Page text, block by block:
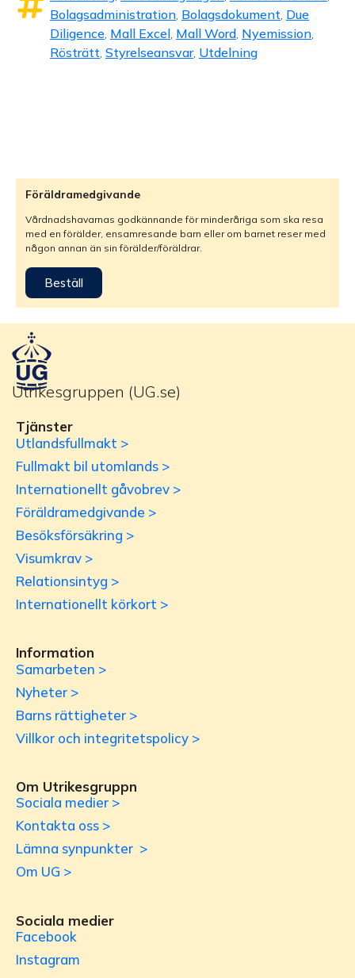
Bolagsadministration, Bolagsdokument, Due
Diligence, Mall Excel, Mall Word, Nyemission,
Rösträtt, Styrelseansvar, Utdelning
Föräldramedgivande
Vårdnadshavarnas godkännande för minderåriga som ska resa
med en förälder, ensamresande barn eller om barnet reser med
någon annan än sin förälder/föräldrar.
Beställ
Utrikesgruppen (UG.se)
Tjänster
Utlandsfullmakt >
Fullmakt bil utomlands >
Internationellt gåvobrev >
Föräldramedgivande >
Besöksförsäkring >
Visumkrav >
Relationsintyg >
Internationellt körkort >
Information
Samarbeten >
Nyheter >
Barns rättigheter >
Villkor och integritetspolicy >
Om Utrikesgruppn
Sociala medier >
Kontakta oss >
Lämna synpunkter >
Om UG >
Sociala medier
Facebook
Instagram